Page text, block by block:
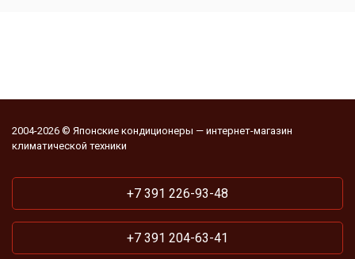
2004-2026 © Японские кондиционеры — интернет-магазин
климатической техники
+7 391 226-93-48
+7 391 204-63-41